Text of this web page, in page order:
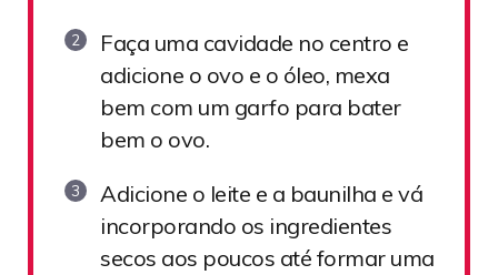
Faça uma cavidade no centro e
adicione o ovo e o óleo, mexa
bem com um garfo para bater
bem o ovo.
Adicione o leite e a baunilha e vá
incorporando os ingredientes
secos aos poucos até formar uma